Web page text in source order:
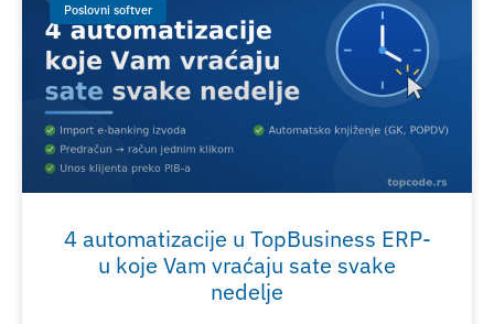
Poslovni softver
4 automatizacije u TopBusiness ERP-
u koje Vam vraćaju sate svake
nedelje